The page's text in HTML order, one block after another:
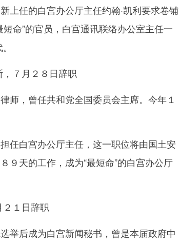
任的白宫办公厅主任约翰·凯利要求卷铺
命”的官员，白宫通讯联络办公室主任一
７月２８日辞职
，曾任共和党全国委员会主席。今年１
白宫办公厅主任，这一职位将由国土安
９天的工作，成为“最短命”的白宫办公厅
１日辞职
后成为白宫新闻秘书，曾是本届政府中